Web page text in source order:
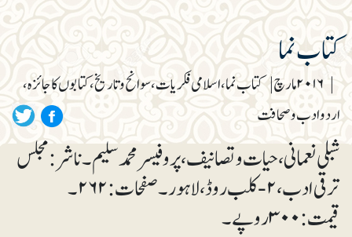
کتاب نما
| ۲۰۱۶ مارچ | کتاب نما، اسلامی فکریات، سوانح و تاریخ، کتابوں کا جائزہ،
اردو ادب و صحافت
شبلی نعمانی ، حیات و تصانیف، پروفیسر محمد سلیم۔ ناشر: مجلس
ترقی ادب، ۲-کلب روڈ، لاہور۔ صفحات:۲۶۲۔
قیمت:۳۰۰ روپے۔